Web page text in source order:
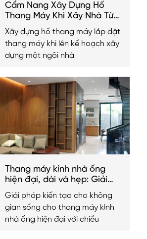
Cẩm Nang Xây Dựng Hố
Thang Máy Khi Xây Nhà Từ
A-Z
Xây dựng hố thang máy lắp đặt
thang máy khi lên kế hoạch xây
dựng một ngôi nhà
Thang máy kính nhà ống
hiện đại, dài và hẹp: Giải
pháp kiến tạo không gian
sống 2026
Giải pháp kiến tạo cho không
gian sống cho thang máy kính
nhà ống hiện đại với chiều